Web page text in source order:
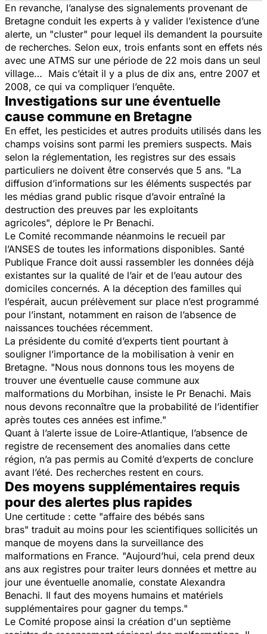
En revanche, l’analyse des signalements provenant de
Bretagne conduit les experts à y valider l’existence d’une
alerte, un "cluster" pour lequel ils demandent la poursuite
de recherches. Selon eux, trois enfants sont en effets nés
avec une ATMS sur une période de 22 mois dans un seul
village… Mais c’était il y a plus de dix ans, entre 2007 et
2008, ce qui va compliquer l’enquête.
Investigations sur une éventuelle
cause commune en Bretagne
En effet, les pesticides et autres produits utilisés dans les
champs voisins sont parmi les premiers suspects. Mais
selon la réglementation, les registres sur des essais
particuliers ne doivent être conservés que 5 ans. "La
diffusion d’informations sur les éléments suspectés par
les médias grand public risque d’avoir entraîné la
destruction des preuves par les exploitants
agricoles", déplore le Pr Benachi.
Le Comité recommande néanmoins le recueil par
l’ANSES de toutes les informations disponibles. Santé
Publique France doit aussi rassembler les données déjà
existantes sur la qualité de l’air et de l’eau autour des
domiciles concernés. A la déception des familles qui
l’espérait, aucun prélèvement sur place n’est programmé
pour l’instant, notamment en raison de l’absence de
naissances touchées récemment.
La présidente du comité d’experts tient pourtant à
souligner l’importance de la mobilisation à venir en
Bretagne. "Nous nous donnons tous les moyens de
trouver une éventuelle cause commune aux
malformations du Morbihan, insiste le Pr Benachi. Mais
nous devons reconnaître que la probabilité de l’identifier
après toutes ces années est infime."
Quant à l’alerte issue de Loire-Atlantique, l’absence de
registre de recensement des anomalies dans cette
région, n’a pas permis au Comité d’experts de conclure
avant l’été. Des recherches restent en cours.
Des moyens supplémentaires requis
pour des alertes plus rapides
Une certitude : cette "affaire des bébés sans
bras" traduit au moins pour les scientifiques sollicités un
manque de moyens dans la surveillance des
malformations en France. "Aujourd’hui, cela prend deux
ans aux registres pour traiter leurs données et mettre au
jour une éventuelle anomalie, constate Alexandra
Benachi. Il faut des moyens humains et matériels
supplémentaires pour gagner du temps."
Le Comité propose ainsi la création d'un septième